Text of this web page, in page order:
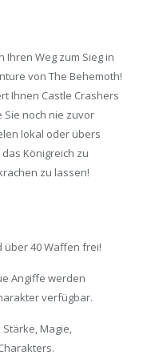
Ihren Weg zum Sieg in
von The Behemoth!
Ihnen Castle Crashers
Sie noch nie zuvor
lokal oder übers
Königreich zu
zu lassen!
über 40 Waffen frei!
Angiffe werden
verfügbar.
Magie,